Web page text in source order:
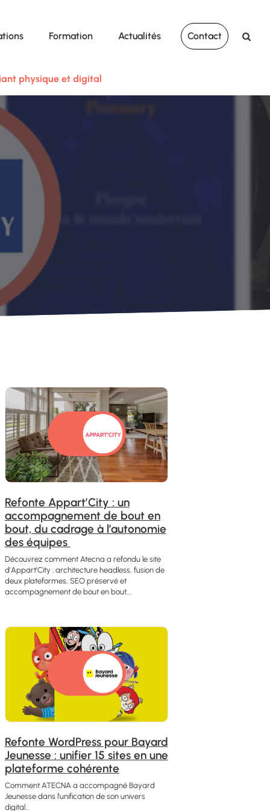
Formation Actualités Contact
physique et digital
Refonte Appart’City : un
accompagnement de bout en
bout, du cadrage à l’autonomie
des équipes
Découvrez comment Atecna a refondu le site
d'Appart'City : architecture headless, fusion de
deux plateformes, SEO préservé et
accompagnement de bout en bout....
Refonte WordPress pour Bayard
Jeunesse : unifier 15 sites en une
plateforme cohérente
Comment ATECNA a accompagné Bayard
Jeunesse dans l’unification de son univers
digital...